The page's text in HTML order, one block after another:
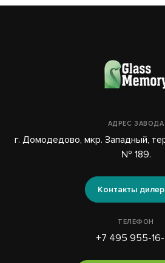
АДРЕС ЗАВОДА
г. Домодедово, мкр. Западный,
№ 189.
Контакты
ТЕЛЕФОН
+7 495 955-